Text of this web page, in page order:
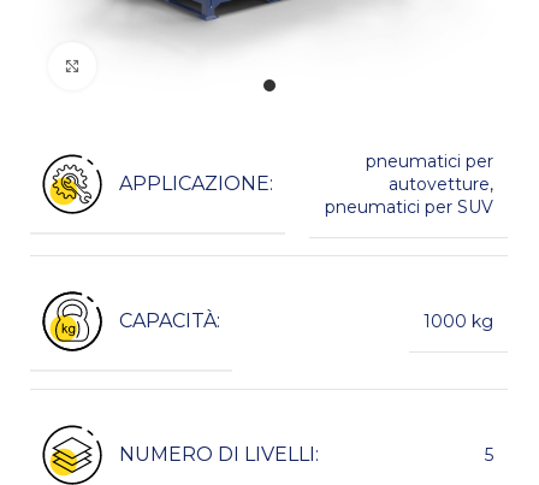
APPLICAZIONE:
pneumatici per
autovetture,
pneumatici per SUV
CAPACITÀ: 1000 kg
NUMERO DI LIVELLI: 5